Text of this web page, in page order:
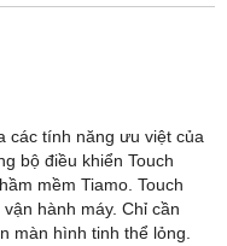
các tính năng ưu việt của
bộ điều khiển Touch
mềm Tiamo. Touch
hành máy. Chỉ cần
màn hình tinh thể lỏng.